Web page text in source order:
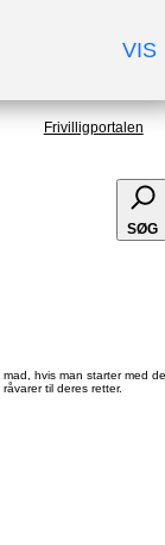
VIS
Frivilligportalen
SØG
hvis man starter med de
til deres retter.